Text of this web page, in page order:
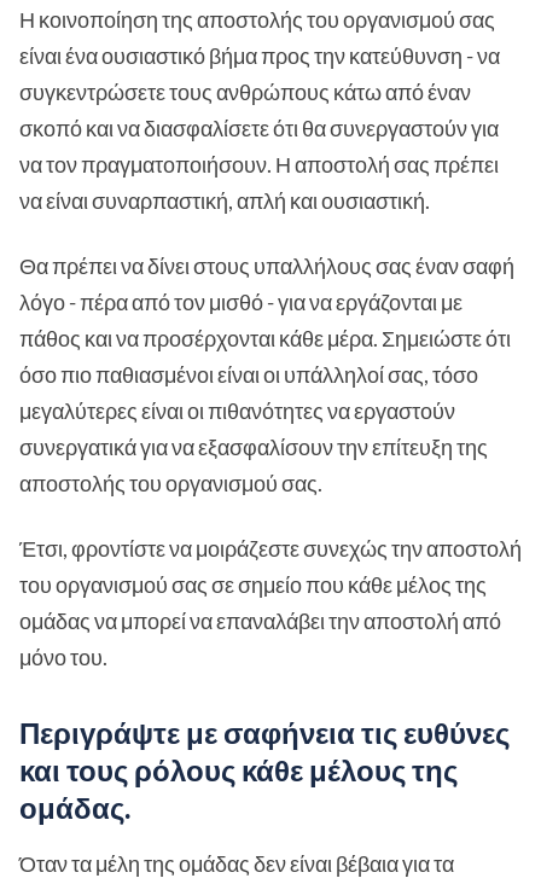
Η κοινοποίηση της αποστολής του οργανισμού σας
είναι ένα ουσιαστικό βήμα προς την κατεύθυνση - να
συγκεντρώσετε τους ανθρώπους κάτω από έναν
σκοπό και να διασφαλίσετε ότι θα συνεργαστούν για
να τον πραγματοποιήσουν. Η αποστολή σας πρέπει
να είναι συναρπαστική, απλή και ουσιαστική.
Θα πρέπει να δίνει στους υπαλλήλους σας έναν σαφή
λόγο - πέρα από τον μισθό - για να εργάζονται με
πάθος και να προσέρχονται κάθε μέρα. Σημειώστε ότι
όσο πιο παθιασμένοι είναι οι υπάλληλοί σας, τόσο
μεγαλύτερες είναι οι πιθανότητες να εργαστούν
συνεργατικά για να εξασφαλίσουν την επίτευξη της
αποστολής του οργανισμού σας.
Έτσι, φροντίστε να μοιράζεστε συνεχώς την αποστολή
του οργανισμού σας σε σημείο που κάθε μέλος της
ομάδας να μπορεί να επαναλάβει την αποστολή από
μόνο του.
Περιγράψτε με σαφήνεια τις ευθύνες
και τους ρόλους κάθε μέλους της
ομάδας.
Όταν τα μέλη της ομάδας δεν είναι βέβαια για τα